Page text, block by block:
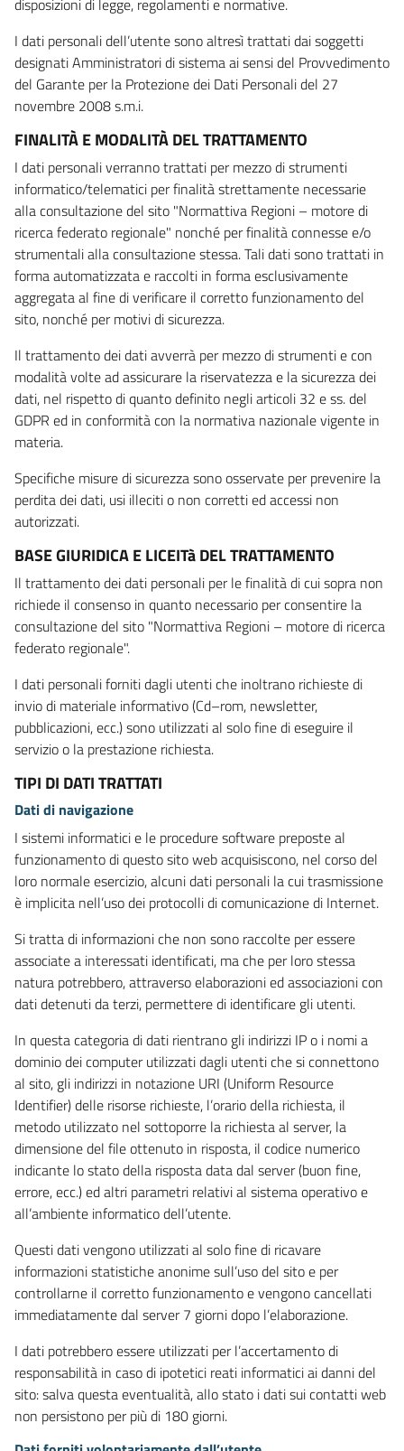
disposizioni di legge, regolamenti e normative.
I dati personali dell’utente sono altresì trattati dai soggetti
designati Amministratori di sistema ai sensi del Provvedimento
del Garante per la Protezione dei Dati Personali del 27
novembre 2008 s.m.i.
FINALITÀ E MODALITÀ DEL TRATTAMENTO
I dati personali verranno trattati per mezzo di strumenti
informatico/telematici per finalità strettamente necessarie
alla consultazione del sito "Normattiva Regioni – motore di
ricerca federato regionale" nonché per finalità connesse e/o
strumentali alla consultazione stessa. Tali dati sono trattati in
forma automatizzata e raccolti in forma esclusivamente
aggregata al fine di verificare il corretto funzionamento del
sito, nonché per motivi di sicurezza.
Il trattamento dei dati avverrà per mezzo di strumenti e con
modalità volte ad assicurare la riservatezza e la sicurezza dei
dati, nel rispetto di quanto definito negli articoli 32 e ss. del
GDPR ed in conformità con la normativa nazionale vigente in
materia.
Specifiche misure di sicurezza sono osservate per prevenire la
perdita dei dati, usi illeciti o non corretti ed accessi non
autorizzati.
BASE GIURIDICA E LICEITà DEL TRATTAMENTO
Il trattamento dei dati personali per le finalità di cui sopra non
richiede il consenso in quanto necessario per consentire la
consultazione del sito "Normattiva Regioni – motore di ricerca
federato regionale".
I dati personali forniti dagli utenti che inoltrano richieste di
invio di materiale informativo (Cd–rom, newsletter,
pubblicazioni, ecc.) sono utilizzati al solo fine di eseguire il
servizio o la prestazione richiesta.
TIPI DI DATI TRATTATI
Dati di navigazione
I sistemi informatici e le procedure software preposte al
funzionamento di questo sito web acquisiscono, nel corso del
loro normale esercizio, alcuni dati personali la cui trasmissione
è implicita nell’uso dei protocolli di comunicazione di Internet.
Si tratta di informazioni che non sono raccolte per essere
associate a interessati identificati, ma che per loro stessa
natura potrebbero, attraverso elaborazioni ed associazioni con
dati detenuti da terzi, permettere di identificare gli utenti.
In questa categoria di dati rientrano gli indirizzi IP o i nomi a
dominio dei computer utilizzati dagli utenti che si connettono
al sito, gli indirizzi in notazione URI (Uniform Resource
Identifier) delle risorse richieste, l’orario della richiesta, il
metodo utilizzato nel sottoporre la richiesta al server, la
dimensione del file ottenuto in risposta, il codice numerico
indicante lo stato della risposta data dal server (buon fine,
errore, ecc.) ed altri parametri relativi al sistema operativo e
all’ambiente informatico dell’utente.
Questi dati vengono utilizzati al solo fine di ricavare
informazioni statistiche anonime sull’uso del sito e per
controllarne il corretto funzionamento e vengono cancellati
immediatamente dal server 7 giorni dopo l’elaborazione.
I dati potrebbero essere utilizzati per l’accertamento di
responsabilità in caso di ipotetici reati informatici ai danni del
sito: salva questa eventualità, allo stato i dati sui contatti web
non persistono per più di 180 giorni.